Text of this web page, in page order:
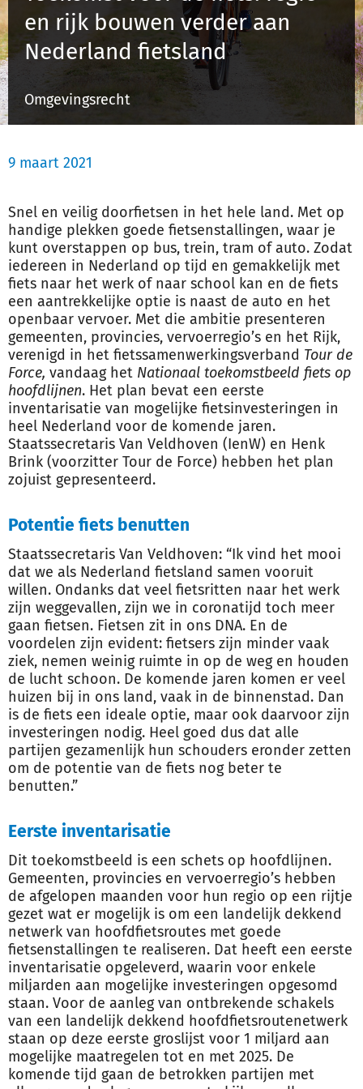
Inloggen
Registreren
en rijk bouwen verder aan
Nederland fietsland
Omgevingsrecht
9 maart 2021
Snel en veilig doorfietsen in het hele land. Met op
handige plekken goede fietsenstallingen, waar je
kunt overstappen op bus, trein, tram of auto. Zodat
iedereen in Nederland op tijd en gemakkelijk met
fiets naar het werk of naar school kan en de fiets
een aantrekkelijke optie is naast de auto en het
openbaar vervoer. Met die ambitie presenteren
gemeenten, provincies, vervoerregio’s en het Rijk,
verenigd in het fietssamenwerkingsverband Tour de
Force, vandaag het Nationaal toekomstbeeld fiets op
hoofdlijnen. Het plan bevat een eerste
inventarisatie van mogelijke fietsinvesteringen in
heel Nederland voor de komende jaren.
Staatssecretaris Van Veldhoven (IenW) en Henk
Brink (voorzitter Tour de Force) hebben het plan
zojuist gepresenteerd.
Potentie fiets benutten
Staatssecretaris Van Veldhoven: “Ik vind het mooi
dat we als Nederland fietsland samen vooruit
willen. Ondanks dat veel fietsritten naar het werk
zijn weggevallen, zijn we in coronatijd toch meer
gaan fietsen. Fietsen zit in ons DNA. En de
voordelen zijn evident: fietsers zijn minder vaak
ziek, nemen weinig ruimte in op de weg en houden
de lucht schoon. De komende jaren komen er veel
huizen bij in ons land, vaak in de binnenstad. Dan
is de fiets een ideale optie, maar ook daarvoor zijn
investeringen nodig. Heel goed dus dat alle
partijen gezamenlijk hun schouders eronder zetten
om de potentie van de fiets nog beter te
benutten.”
Eerste inventarisatie
Dit toekomstbeeld is een schets op hoofdlijnen.
Gemeenten, provincies en vervoerregio’s hebben
de afgelopen maanden voor hun regio op een rijtje
gezet wat er mogelijk is om een landelijk dekkend
netwerk van hoofdfietsroutes met goede
fietsenstallingen te realiseren. Dat heeft een eerste
inventarisatie opgeleverd, waarin voor enkele
miljarden aan mogelijke investeringen opgesomd
staan. Voor de aanleg van ontbrekende schakels
van een landelijk dekkend hoofdfietsroutenetwerk
staan op deze eerste groslijst voor 1 miljard aan
mogelijke maatregelen tot en met 2025. De
komende tijd gaan de betrokken partijen met